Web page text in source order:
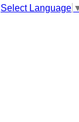
Select Language